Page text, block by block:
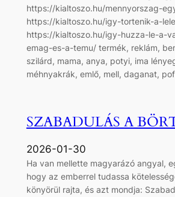
https://kialtoszo.hu/mennyorszag-
https://kialtoszo.hu/igy-tortenik-a-
https://kialtoszo.hu/igy-huzza-le-a-
emag-es-a-temu/ termék, reklám,
szilárd, mama, anya, potyi, ima
méhnyakrák, emlő, mell, daganat,
SZABADULÁS A
2026-01-30
Ha van mellette magyarázó angyal,
hogy az emberrel tudassa
könyörül rajta, és azt mondja: